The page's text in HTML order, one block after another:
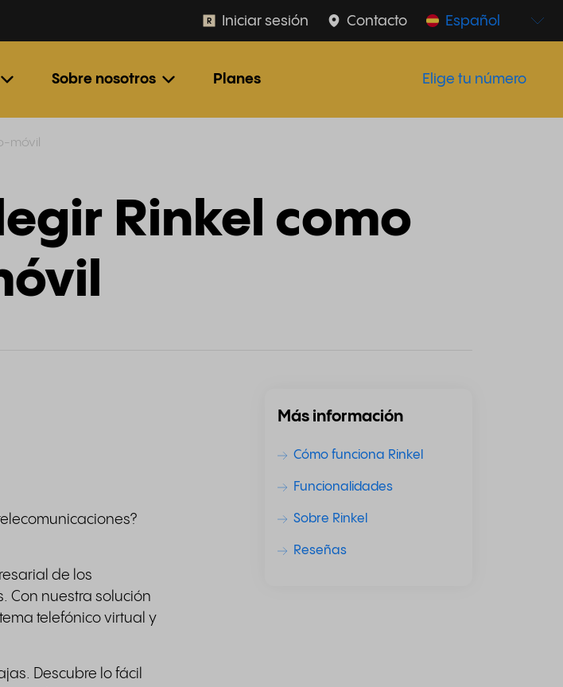
Sobre nosotros Planes
Español
Contacto
Iniciar sesión
Elige tu número
móvil
Rinkel como
de los
Con nuestra solución
telefónico virtual y
Descubre lo fácil
Más información
Cómo funciona Rinkel
Funcionalidades
Sobre Rinkel
Reseñas